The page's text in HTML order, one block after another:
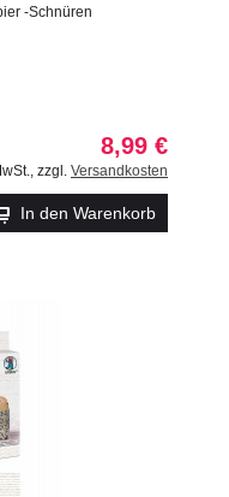
-Schnüren
8,99 €
zzgl. Versandkosten
In den Warenkorb